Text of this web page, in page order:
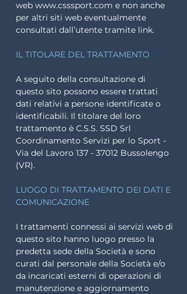
web www.csssport.com e non anche
per altri siti web eventualmente
consultati dall’utente tramite link.
IL TITOLARE DEL TRATTAMENTO
A seguito della consultazione di
questo sito possono essere trattati
dati relativi a persone identificate o
identificabili. Il titolare del loro
trattamento è C.S.S. SSD Srl
Coordinamento Servizi per lo Sport -
Via del Lavoro 137 - 37012 Bussolengo
(VR).
LUOGO DI TRATTAMENTO DEI DATI E
COMUNICAZIONE
I trattamenti connessi ai servizi web di
questo sito hanno luogo presso la
predetta sede della Società e sono
curati dal personale della Società e/o
da incaricati esterni di operazioni di
manutenzione e aggiornamento